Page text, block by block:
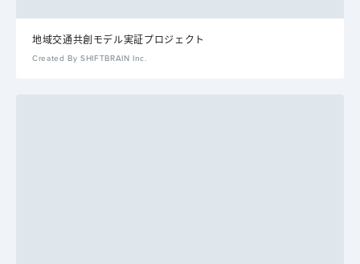
地域交通共創モデル実証プロジェクト
Created By SHIFTBRAIN Inc.